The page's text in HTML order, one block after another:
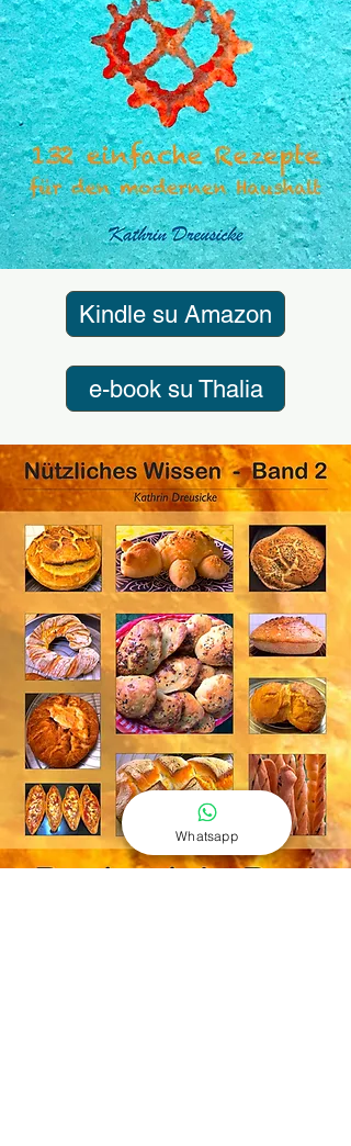
Kindle su Amazon
e-book su Thalia
Whatsapp